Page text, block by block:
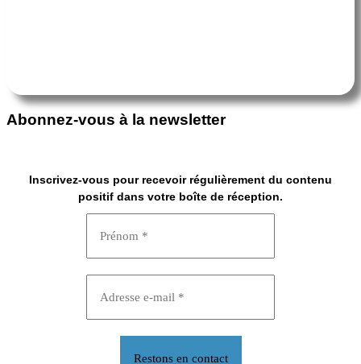
Abonnez-vous à la newsletter
Inscrivez-vous pour recevoir régulièrement du contenu
positif dans votre boîte de réception.